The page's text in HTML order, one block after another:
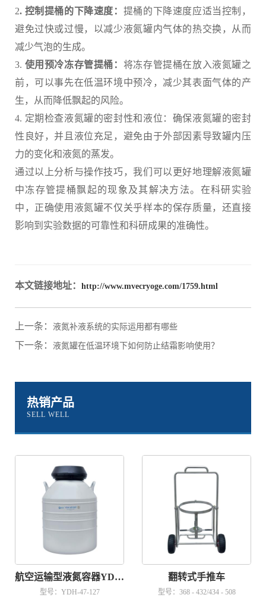
2. 控制提桶的下降速度： 提桶的下降速度应适当控制，
避免过快或过慢，以减少液氮罐内气体的热交换，从而
减少气泡的生成。
3. 使用预冷冻存管提桶： 将冻存管提桶在放入液氮罐之
前，可以事先在低温环境中预冷，减少其表面气体的产
生，从而降低飘起的风险。
4. 定期检查液氮罐的密封性和液位：确保液氮罐的密封
性良好，并且液位充足，避免由于外部因素导致罐内压
力的变化和液氮的蒸发。
通过以上分析与操作技巧，我们可以更好地理解液氮罐
中冻存管提桶飘起的现象及其解决方法。在科研实验
中，正确使用液氮罐不仅关乎样本的保存质量，还直接
影响到实验数据的可靠性和科研成果的准确性。
本文链接地址： http://www.mvecryoge.com/1759.html
上一条： 液氮补液系统的实际运用都有哪些
下一条： 液氮罐在低温环境下如何防止结霜影响使用？
热销产品
SELL WELL
航空运输型液氮容器YDH-47-127
型号：YDH-47-127
翻转式手推车
型号：368 - 432/434 - 508